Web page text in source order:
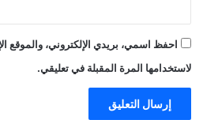
احفظ اسمي، بريدي الإلكتروني، والموقع
لاستخدامها المرة المقبلة في تعليقي.